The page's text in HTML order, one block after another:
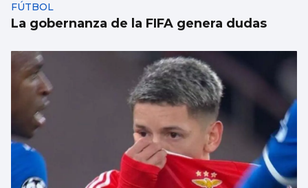
FÚTBOL
La gobernanza de la FIFA genera dudas